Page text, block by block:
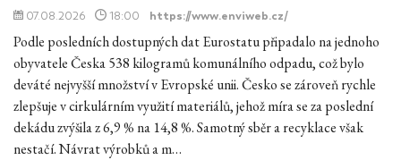
07.08.2026 18:00 https://www.enviweb.cz/
Podle posledních dostupných dat Eurostatu připadalo na jednoho
obyvatele Česka 538 kilogramů komunálního odpadu, což bylo
deváté nejvyšší množství v Evropské unii. Česko se zároveň rychle
zlepšuje v cirkulárním využití materiálů, jehož míra se za poslední
dekádu zvýšila z 6,9 % na 14,8 %. Samotný sběr a recyklace však
nestačí. Návrat výrobků a m…